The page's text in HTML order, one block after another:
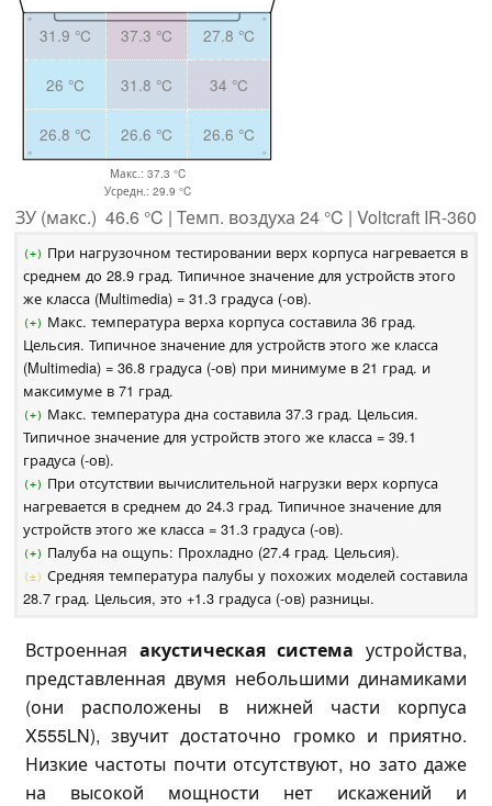
31.9 °C 37.3 °C 27.8 °C
26 °C 31.8 °C 34 °C
26.8 °C 26.6 °C 26.6 °C
Макс.: 37.3 °C
Усредн.: 29.9 °C
ЗУ (макс.) 46.6 °C | Темп. воздуха 24 °C | Voltcraft IR-360
(+) При нагрузочном тестировании верх корпуса нагревается в
среднем до 28.9 град. Типичное значение для устройств этого
же класса (Multimedia) = 31.3 градуса (-ов).
(+) Макс. температура верха корпуса составила 36 град.
Цельсия. Типичное значение для устройств этого же класса
(Multimedia) = 36.8 градуса (-ов) при минимуме в 21 град. и
максимуме в 71 град.
(+) Макс. температура дна составила 37.3 град. Цельсия.
Типичное значение для устройств этого же класса = 39.1
градуса (-ов).
(+) При отсутствии вычислительной нагрузки верх корпуса
нагревается в среднем до 24.3 град. Типичное значение для
устройств этого же класса = 31.3 градуса (-ов).
(+) Палуба на ощупь: Прохладно (27.4 град. Цельсия).
(±) Средняя температура палубы у похожих моделей составила
28.7 град. Цельсия, это +1.3 градуса (-ов) разницы.
Встроенная акустическая система устройства,
представленная двумя небольшими динамиками
(они расположены в нижней части корпуса
X555LN), звучит достаточно громко и приятно.
Низкие частоты почти отсутствуют, но зато даже
на высокой мощности нет искажений и